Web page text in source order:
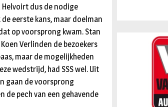
Helvoirt dus de nodige
eerste kans, maar doelman
op voorsprong kwam. Stan
Verlinden de bezoekers
maar de mogelijkheden
wedstrijd, had SSS wel. Uit
gaan de voorsprong
de pech van een gehavende